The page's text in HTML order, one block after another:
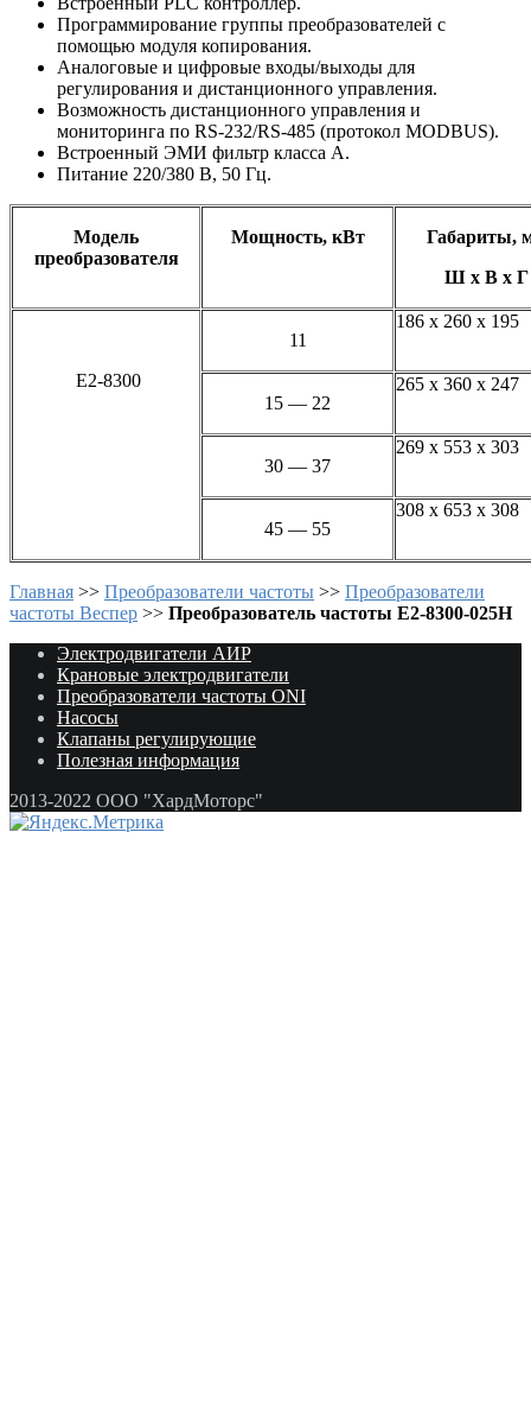
Программирование группы преобразователей с
помощью модуля копирования.
Аналоговые и цифровые входы/выходы для
регулирования и дистанционного управления.
Возможность дистанционного управления и
мониторинга по RS-232/RS-485 (протокол MODBUS).
Встроенный ЭМИ фильтр класса А.
Питание 220/380 В, 50 Гц.
Модель
преобразователя
Мощность, кВт
Габариты,
Ш х В х Г
E2-8300
11
186 х 260 х 195
15 — 22
265 х 360 х 247
30 — 37
269 х 553 х 303
45 — 55
308 х 653 х 308
Главная >> Преобразователи частоты >> Преобразователи
частоты Веспер >> Преобразователь частоты E2-8300-025Н
Электродвигатели АИР
Крановые электродвигатели
Преобразователи частоты ONI
Насосы
Клапаны регулирующие
Полезная информация
2013-2022 ООО "ХардМоторс"